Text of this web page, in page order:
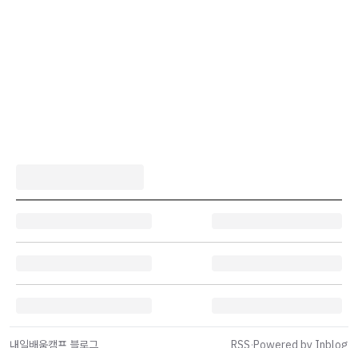
내일배움캠프 블로그 RSS·Powered by Inblog